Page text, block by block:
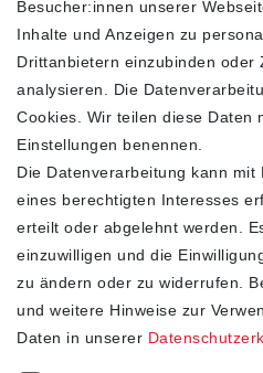
SHOP
Impressum
Daten­schutz­erklärung
AGB
Widerrufs­recht
Kontakt
Vertrag widerrufen
STAY CONNECTED
Besucher:innen unserer
Inhalte und Anzeigen zu
Drittanbietern einzubinden oder
analysieren. Die
Cookies. Wir teilen diese Daten
Einstellungen benennen.
Die Datenverarbeitung kann mit
eines berechtigten Interesses
erteilt oder abgelehnt werden.
einzuwilligen und die
zu ändern oder zu widerrufen.
und weitere Hinweise zur
Daten in unserer